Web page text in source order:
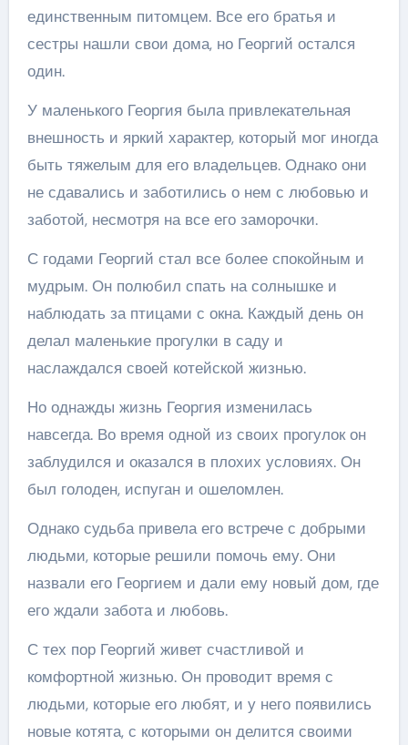
единственным питомцем. Все его братья и
сестры нашли свои дома, но Георгий остался
один.
У маленького Георгия была привлекательная
внешность и яркий характер, который мог иногда
быть тяжелым для его владельцев. Однако они
не сдавались и заботились о нем с любовью и
заботой, несмотря на все его заморочки.
С годами Георгий стал все более спокойным и
мудрым. Он полюбил спать на солнышке и
наблюдать за птицами с окна. Каждый день он
делал маленькие прогулки в саду и
наслаждался своей котейской жизнью.
Но однажды жизнь Георгия изменилась
навсегда. Во время одной из своих прогулок он
заблудился и оказался в плохих условиях. Он
был голоден, испуган и ошеломлен.
Однако судьба привела его встрече с добрыми
людьми, которые решили помочь ему. Они
назвали его Георгием и дали ему новый дом, где
его ждали забота и любовь.
С тех пор Георгий живет счастливой и
комфортной жизнью. Он проводит время с
людьми, которые его любят, и у него появились
новые котята, с которыми он делится своими